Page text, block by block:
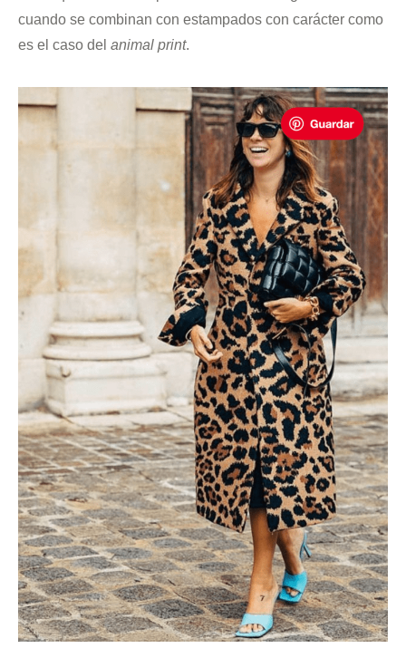
cuando se combinan con estampados con carácter como
es el caso del animal print.